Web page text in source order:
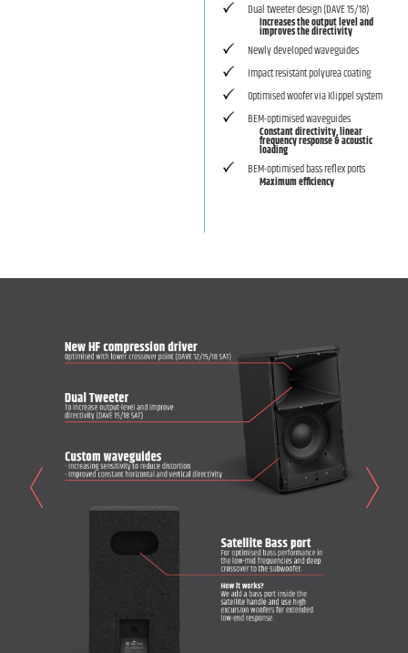
Dual tweeter design (DAVE 15/18)
Increases the output level and
improves the directivity
Newly developed waveguides
Impact resistant polyurea coating
Optimised woofer via Klippel system
BEM-optimised waveguides
Constant directivity, linear
frequency response & acoustic
loading
BEM-optimised bass reflex ports
Maximum efficiency